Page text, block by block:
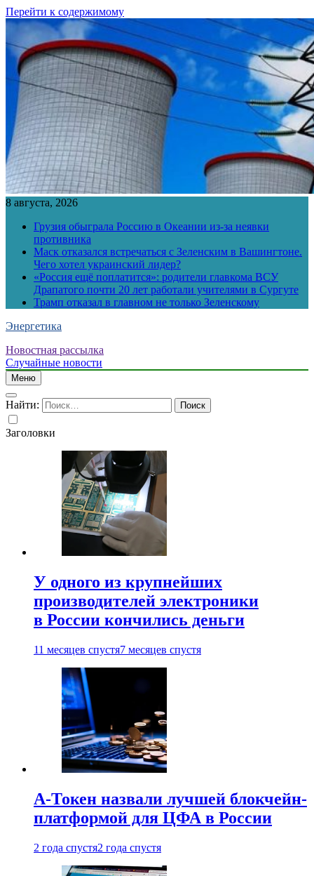
Перейти к содержимому
8 августа, 2026
Грузия обыграла Россию в Океании из-за неявки
противника
Маск отказался встречаться с Зеленским в Вашингтоне.
Чего хотел украинский лидер?
«Россия ещё поплатится»: родители главкома ВСУ
Драпатого почти 20 лет работали учителями в Сургуте
Трамп отказал в главном не только Зеленскому
Энергетика
Новостная рассылка
Случайные новости
Меню
Найти:
Заголовки
У одного из крупнейших
производителей электроники
в России кончились деньги
11 месяцев спустя7 месяцев спустя
А-Токен назвали лучшей блокчейн-
платформой для ЦФА в России
2 года спустя2 года спустя